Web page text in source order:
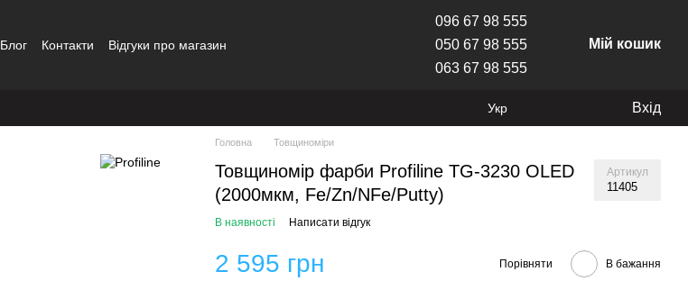
Блог Контакти Відгуки про магазин
096 67 98 555
050 67 98 555
063 67 98 555
Мій кошик
Укр Вхід
Головна Товщиноміри
Товщиномір фарби Profiline TG-3230 OLED
(2000мкм, Fe/Zn/NFe/Putty)
Артикул
11405
В наявності Написати відгук
2 595 грн Порівняти В бажання